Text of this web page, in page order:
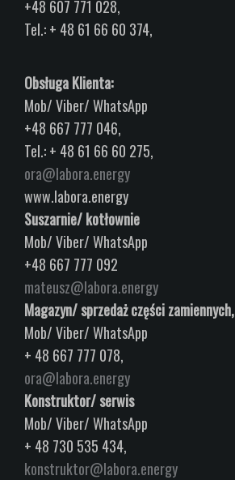
+48 607 771 028,
Tel.: + 48 61 66 60 374,
Obsługa Klienta:
Mob/ Viber/ WhatsApp
+48 667 777 046,
Tel.: + 48 61 66 60 275,
ora@labora.energy
www.labora.energy
Suszarnie/ kotłownie
Mob/ Viber/ WhatsApp
+48 667 777 092
mateusz@labora.energy
Magazyn/ sprzedaż części zamiennych,
Mob/ Viber/ WhatsApp
+ 48 667 777 078,
ora@labora.energy
Konstruktor/ serwis
Mob/ Viber/ WhatsApp
+ 48 730 535 434,
konstruktor@labora.energy